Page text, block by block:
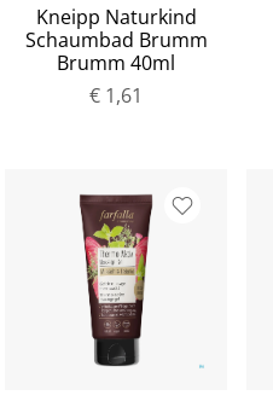
Kneipp Naturkind
Schaumbad Brumm
Brumm 40ml
€ 1,61